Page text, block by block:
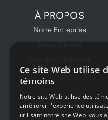
À PROPOS
Notre Entreprise
Nous Joindre
OneProvider?
Ce site Web utilise
témoins
Notre site Web utilise des
améliorer l'expérience
utilisant notre site Web, vous